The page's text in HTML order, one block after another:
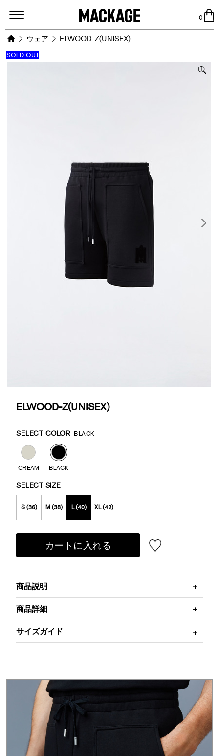
MACKAGE
0
ウェア ELWOOD-Z(UNISEX)
SOLD OUT
ELWOOD-Z(UNISEX)
Variations
SELECT COLOR BLACK
CREAM BLACK
SELECT SIZE
S (36) M (38) L (40) XL (42)
カートに入れる
商品説明
商品詳細
サイズガイド